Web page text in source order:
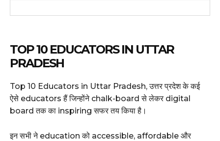
TOP 10 EDUCATORS IN UTTAR
PRADESH
Top 10 Educators in Uttar Pradesh, उत्तर प्रदेश के कई
ऐसे educators हैं जिन्होंने chalk-board से लेकर digital
board तक का inspiring सफर तय किया है।
इन सभी ने education को accessible, affordable और